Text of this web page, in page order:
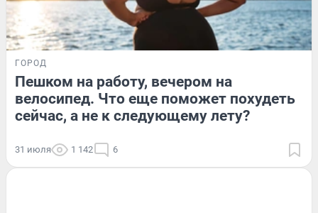
ГОРОД
Пешком на работу, вечером на
велосипед. Что еще поможет похудеть
сейчас, а не к следующему лету?
31 июля 1 142 6